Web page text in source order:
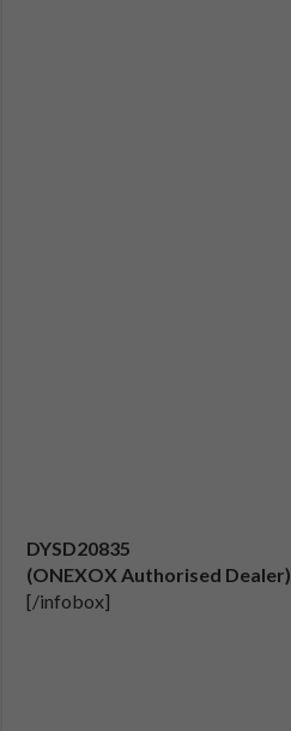
DYSD20835
(ONEXOX Authorised Dealer)
[/infobox]